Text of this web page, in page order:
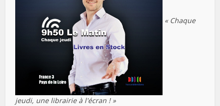
« Chaque
jeudi, une librairie à l'écran ! »